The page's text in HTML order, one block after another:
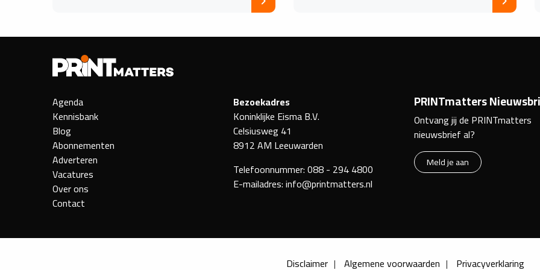
Agenda
Kennisbank
Blog
Abonnementen
Adverteren
Vacatures
Over ons
Contact
Bezoekadres
Koninklijke Eisma B.V.
Celsiusweg 41
8912 AM Leeuwarden
Telefoonnummer:088 - 294 4800
E-mailadres:info@printmatters.nl
PRINTmatters
Ontvang jij de PRINTmatters
nieuwsbrief al?
Meld je aan
Disclaimer Algemene voorwaarden Privacyverklaring